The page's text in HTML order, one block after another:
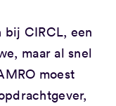
CIRCL, een
maar al snel
moest